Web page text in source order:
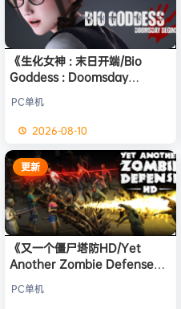
《生化女神 : 末日开端/Bio
Goddess : Doomsday
PC单机
2026-08-10
更新
《又一个僵尸塔防HD/Yet
Another Zombie Defense
PC单机